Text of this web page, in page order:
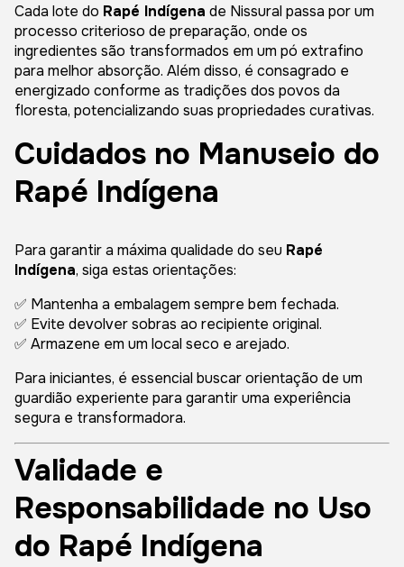
Cada lote do Rapé Indígena de Nissural passa por um
processo criterioso de preparação, onde os
ingredientes são transformados em um pó extrafino
para melhor absorção. Além disso, é consagrado e
energizado conforme as tradições dos povos da
floresta, potencializando suas propriedades curativas.
Cuidados no Manuseio do
Rapé Indígena
Para garantir a máxima qualidade do seu Rapé
Indígena, siga estas orientações:
✅ Mantenha a embalagem sempre bem fechada.
✅ Evite devolver sobras ao recipiente original.
✅ Armazene em um local seco e arejado.
Para iniciantes, é essencial buscar orientação de um
guardião experiente para garantir uma experiência
segura e transformadora.
Validade e
Responsabilidade no Uso
do Rapé Indígena